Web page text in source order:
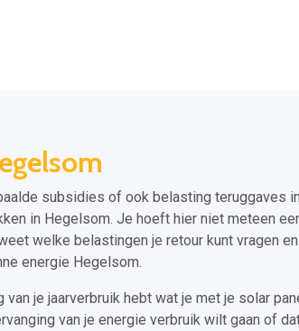
subsidies of ook belasting teruggaves
in Hegelsom. Je hoeft hier niet meteen
welke belastingen je retour kunt vragen
energie Hegelsom.
je jaarverbruik hebt wat je met je solar
van je energie verbruik wilt gaan of